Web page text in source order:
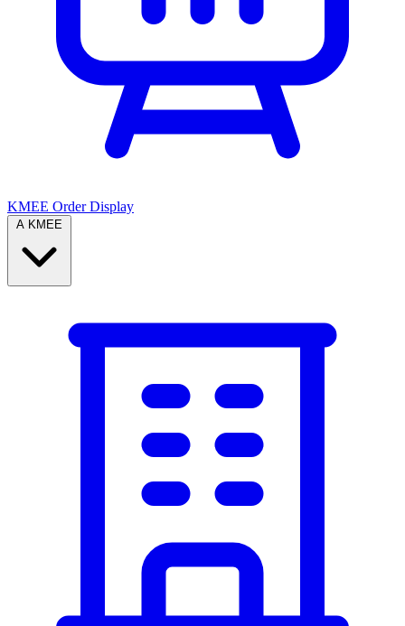
KMEE Order Display